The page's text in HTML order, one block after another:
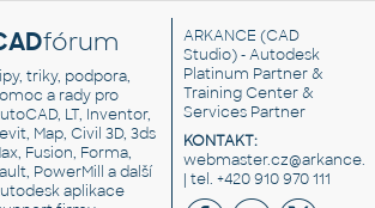
fórum
triky, podpora,
a rady pro
LT, Inventor,
Map, Civil 3D, 3ds
Fusion, Forma,
PowerMill a další
aplikace
ARKANCE (CAD
Studio) - Autodesk
Platinum Partner &
Training Center &
Services Partner
KONTAKT:
| tel. +420 910 970 111